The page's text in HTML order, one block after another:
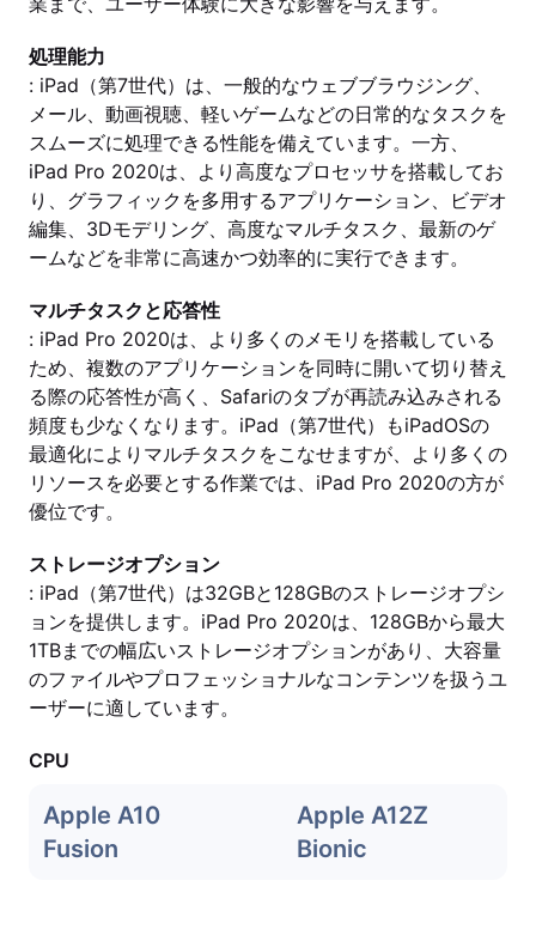
処理能力
: iPad（第7世代）は、一般的なウェブブラウジング、
メール、動画視聴、軽いゲームなどの日常的なタスクを
スムーズに処理できる性能を備えています。一方、
iPad Pro 2020は、より高度なプロセッサを搭載してお
り、グラフィックを多用するアプリケーション、ビデオ
編集、3Dモデリング、高度なマルチタスク、最新のゲ
ームなどを非常に高速かつ効率的に実行できます。
マルチタスクと応答性
: iPad Pro 2020は、より多くのメモリを搭載している
ため、複数のアプリケーションを同時に開いて切り替え
る際の応答性が高く、Safariのタブが再読み込みされる
頻度も少なくなります。iPad（第7世代）もiPadOSの
最適化によりマルチタスクをこなせますが、より多くの
リソースを必要とする作業では、iPad Pro 2020の方が
優位です。
ストレージオプション
: iPad（第7世代）は32GBと128GBのストレージオプシ
ョンを提供します。iPad Pro 2020は、128GBから最大
1TBまでの幅広いストレージオプションがあり、大容量
のファイルやプロフェッショナルなコンテンツを扱うユ
ーザーに適しています。
CPU
Apple A10
Fusion
Apple A12Z
Bionic